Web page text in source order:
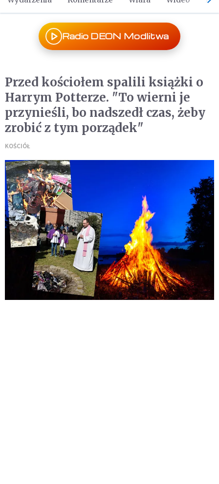
Radio DEON Modlitwa
Przed kościołem spalili książki o
Harrym Potterze. "To wierni je
przynieśli, bo nadszedł czas, żeby
zrobić z tym porządek"
KOŚCIÓŁ